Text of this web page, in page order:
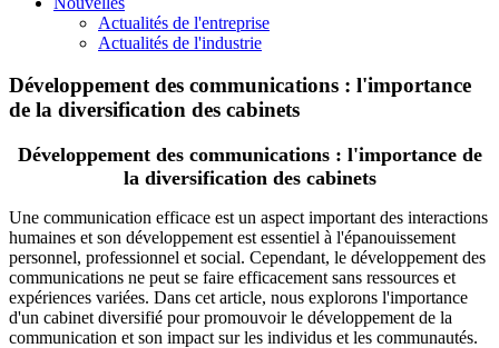
Actualités de l'entreprise
Actualités de l'industrie
Développement des communications : l'importance
de la diversification des cabinets
Développement des communications : l'importance de
la diversification des cabinets
Une communication efficace est un aspect important des interactions
humaines et son développement est essentiel à l'épanouissement
personnel, professionnel et social. Cependant, le développement des
communications ne peut se faire efficacement sans ressources et
expériences variées. Dans cet article, nous explorons l'importance
d'un cabinet diversifié pour promouvoir le développement de la
communication et son impact sur les individus et les communautés.